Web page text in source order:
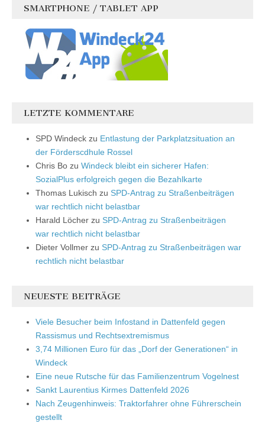
SMARTPHONE / TABLET APP
LETZTE KOMMENTARE
SPD Windeck zu Entlastung der Parkplatzsituation an
der Förderscdhule Rossel
Chris Bo zu Windeck bleibt ein sicherer Hafen:
SozialPlus erfolgreich gegen die Bezahlkarte
Thomas Lukisch zu SPD-Antrag zu Straßenbeiträgen
war rechtlich nicht belastbar
Harald Löcher zu SPD-Antrag zu Straßenbeiträgen
war rechtlich nicht belastbar
Dieter Vollmer zu SPD-Antrag zu Straßenbeiträgen war
rechtlich nicht belastbar
NEUESTE BEITRÄGE
Viele Besucher beim Infostand in Dattenfeld gegen
Rassismus und Rechtsextremismus
3,74 Millionen Euro für das „Dorf der Generationen“ in
Windeck
Eine neue Rutsche für das Familienzentrum Vogelnest
Sankt Laurentius Kirmes Dattenfeld 2026
Nach Zeugenhinweis: Traktorfahrer ohne Führerschein
gestellt